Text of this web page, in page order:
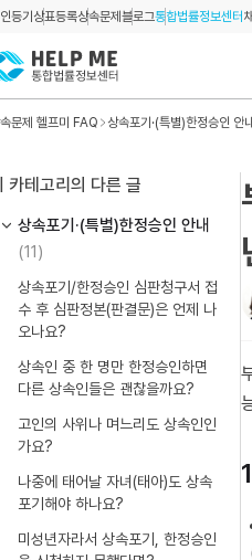
등기 상표등록상속문제 블로그통합법률정보센터
문제 헬프미 FAQ 상속포기·(특별)한정승인 안내
카테고리의 다른 글
상속포기·(특별)한정승인 안내
(11)
상속포기/한정승인 심판청구서 접
수 후 심판정본(판결문)은 언제 나
오나요?
상속인 중 한 명만 한정승인하면
다른 상속인들은 괜찮을까요?
고인의 사위나 며느리도 상속인인
가요?
나중에 태어날 자녀(태아)도 상속
포기해야 하나요?
미성년자라서 상속포기, 한정승인